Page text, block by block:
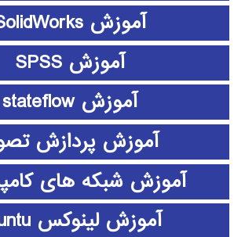
آموزش SolidWorks
آموزش SPSS
آموزش stateflow
آموزش پردازش
آموزش شبکه های
آموزش لینوکس ubuntu